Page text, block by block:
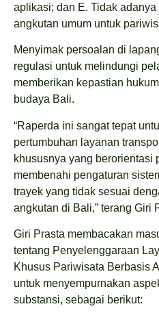
aplikasi; dan E. Tidak
angkutan umum untuk
Menyimak persoalan di
regulasi untuk melindungi
memberikan kepastian
budaya Bali.
“Raperda ini sangat tepat
pertumbuhan layanan
khususnya yang berorientasi
membenahi pengaturan
trayek yang tidak sesuai
angkutan di Bali,” terang Giri
Giri Prasta membacakan
tentang Penyelenggaraan
Khusus Pariwisata Berbasis
untuk menyempurnakan
substansi, sebagai berikut: